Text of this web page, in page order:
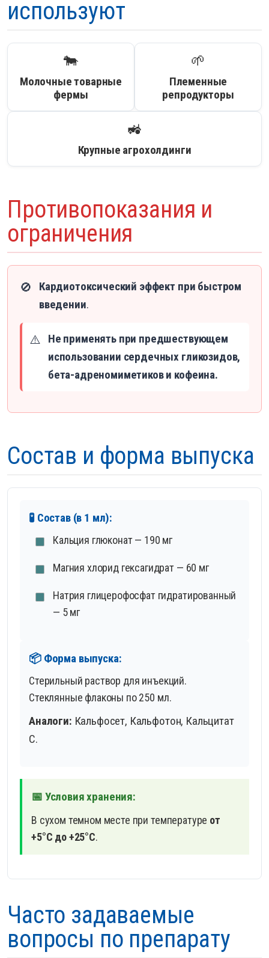
используют
🐄
Молочные товарные
фермы
🌱
Племенные
репродукторы
🚜
Крупные агрохолдинги
Противопоказания и
ограничения
🚫
Кардиотоксический эффект при быстром
введении.
⚠️
Не применять при предшествующем
использовании сердечных гликозидов,
бета-адреномиметиков и кофеина.
Состав и форма выпуска
🧪 Состав (в 1 мл):
Кальция глюконат — 190 мг
Магния хлорид гексагидрат — 60 мг
Натрия глицерофосфат гидратированный
— 5 мг
📦 Форма выпуска:
Стерильный раствор для инъекций.
Стеклянные флаконы по 250 мл.
Аналоги: Кальфосет, Кальфотон, Кальцитат
С.
📅 Условия хранения:
В сухом темном месте при температуре от
+5°С до +25°С.
Часто задаваемые
вопросы по препарату